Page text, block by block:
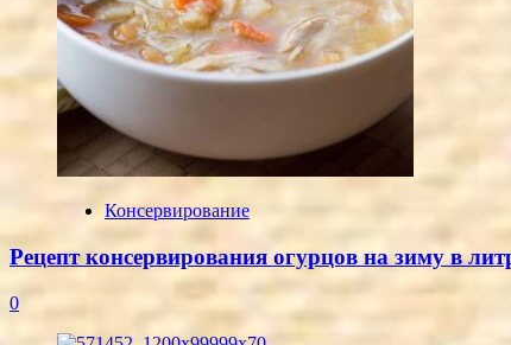
Консервирование
Рецепт консервирования огурцов на зиму в
0